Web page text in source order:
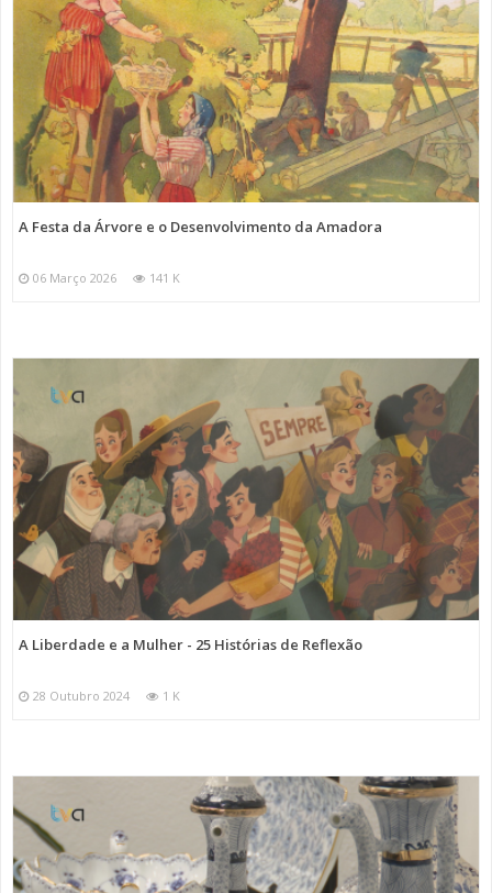
A Festa da Árvore e o Desenvolvimento da Amadora
06 Março 2026 141 K
A Liberdade e a Mulher - 25 Histórias de Reflexão
28 Outubro 2024 1 K